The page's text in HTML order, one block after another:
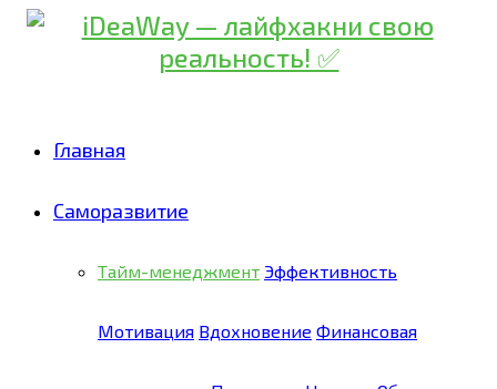
Главная
Саморазвитие
Тайм-менеджмент Эффективность
Мотивация Вдохновение Финансовая